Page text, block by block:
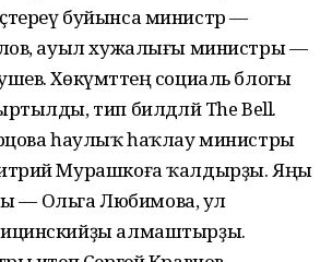
буйынса министр —
ауыл хужалығы министры —
Хөкүмәттең социаль блогы
тип билдәләй The Bell.
һаулыҡ һаҡлау министры
Мурашкоға ҡалдырҙы. Яңы
— Ольга Любимова, ул
алмаштырҙы.